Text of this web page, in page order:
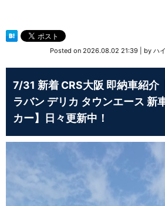
Posted on 2026.08.02 21:39 by ハ
7/31 新着 CRS大阪 即納車紹介
ラバン デリカ タウンエース 新
カー】日々更新中！